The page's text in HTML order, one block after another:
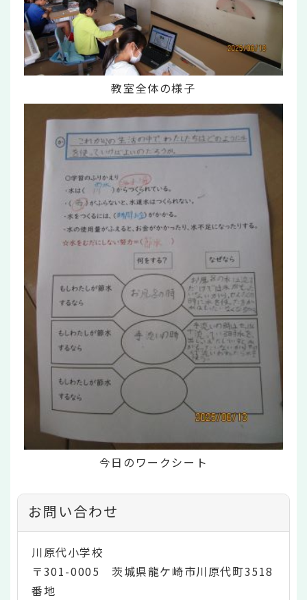
教室全体の様子
今日のワークシート
お問い合わせ
川原代小学校
〒301-0005 茨城県龍ケ崎市川原代町3518
番地